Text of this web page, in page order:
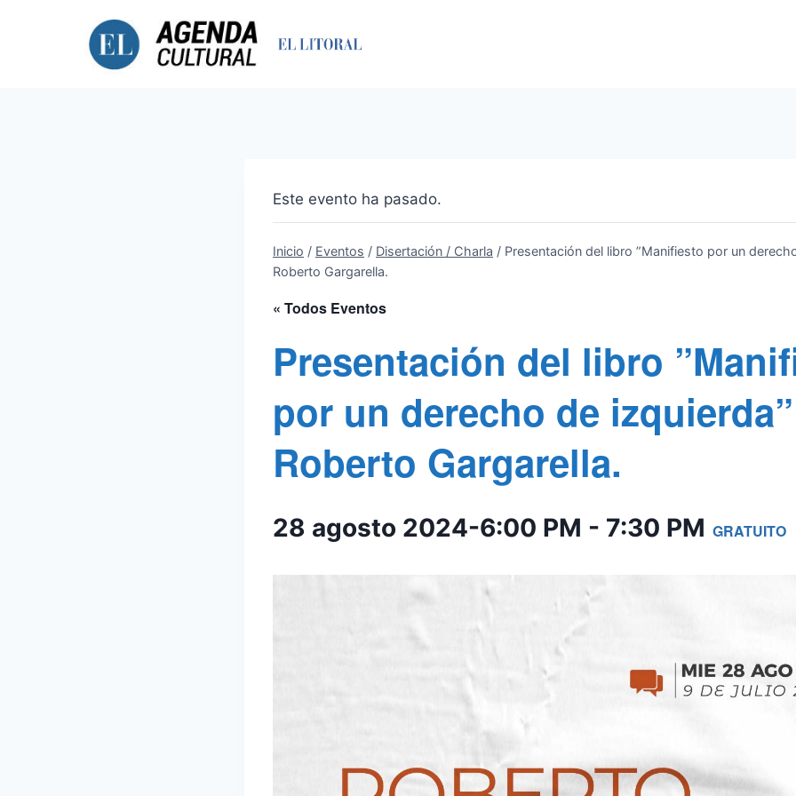
Este evento ha pasado.
Inicio / Eventos / Disertación / Charla / Presentación del libro ”Manifiesto por un
Roberto Gargarella.
« Todos Eventos
Presentación del libro
por un derecho de
Roberto Gargarella.
28 agosto 2024-6:00 PM - 7:30 PM GRATUITO